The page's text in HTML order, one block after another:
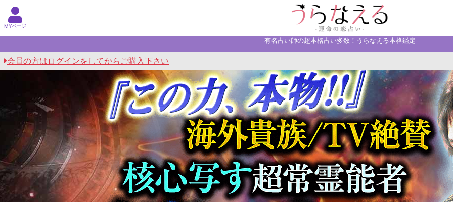
MYページ
有名占い師の超本格占い多数！うらなえる本格鑑定
会員の方はログインをしてからご購入下さい